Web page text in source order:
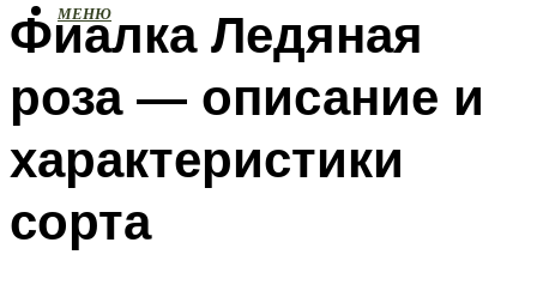
МЕНЮ
Фиалка Ледяная
роза — описание и
характеристики
сорта